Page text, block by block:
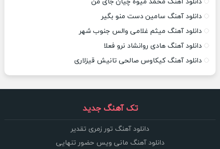
دانلود آهنگ سامین دست منو بگیر
دانلود آهنگ میثم غلامی والس جنوب شهر
دانلود آهنگ هادی روانشاد نرو فعلا
دانلود آهنگ کیکاوس صالحی تانیش قیزلاری
تک آهنگ جدید
دانلود آهنگ تور زمری تقدیر
دانلود آهنگ مانی ویس حضور تنهایی